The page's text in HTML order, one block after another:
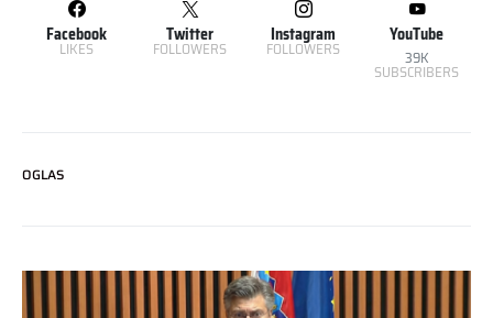
Facebook
LIKES
Twitter
FOLLOWERS
Instagram
FOLLOWERS
YouTube
39K
SUBSCRIBERS
OGLAS